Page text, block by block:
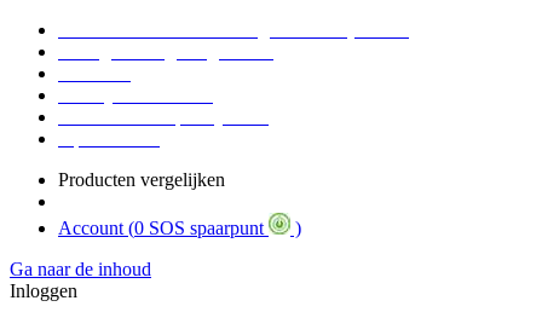
Producten vergelijken
Account (0 SOS spaarpunt
)
Ga naar de inhoud
Inloggen